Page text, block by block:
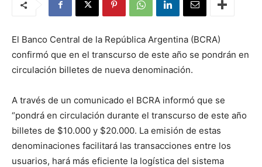
El Banco Central de la República Argentina (BCRA)
confirmó que en el transcurso de este año se pondrán en
circulación billetes de nueva denominación.
A través de un comunicado el BCRA informó que se
“pondrá en circulación durante el transcurso de este año
billetes de $10.000 y $20.000. La emisión de estas
denominaciones facilitará las transacciones entre los
usuarios, hará más eficiente la logística del sistema